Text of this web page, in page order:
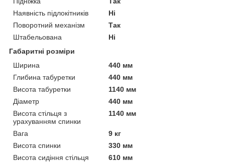
Наявність підлокітників
Ні
Поворотний механізм
Так
Штабельована
Ні
Габаритні розміри
Ширина
440 мм
Глибина табуретки
440 мм
Висота табуретки
1140 мм
Діаметр
440 мм
Висота стільця з
урахуванням спинки
1140 мм
Вага
9 кг
Висота спинки
330 мм
Висота сидіння стільця
610 мм